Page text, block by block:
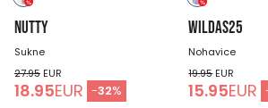
NUTTY
Sukne
27.95 EUR
18.95EUR -32%
WILDAS25
Nohavice
19.95EUR
15.95EUR